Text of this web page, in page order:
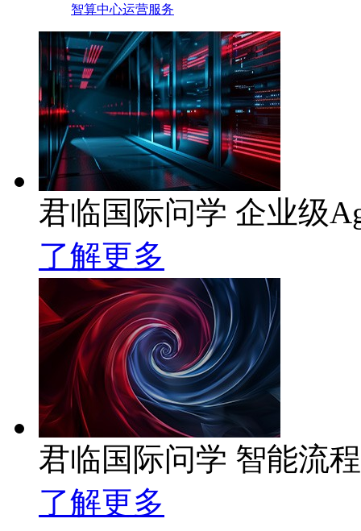
智算中心运营服务
君临国际问学 企业级
了解更多
君临国际问学 智能流
了解更多